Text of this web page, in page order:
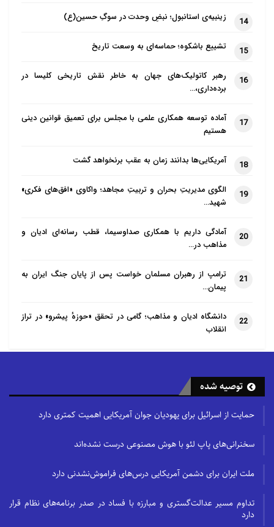
14 زینبیه‌ی استانبول؛ نبضِ وحدت در سوگِ حسین(ع)
15 تشییع باشکوه؛ حماسه‌ای به وسعت تاریخ
16
رهبر کاتولیک‌های جهان به خاطر نقش تاریخی کلیسا در
برده‌داری،…
17
آماده توسعه همکاری علمی با مجلس برای تعمیق قوانین دینی
هستیم
18 آمریکایی‌ها بدانند زمان به عقب برنخواهد گشت
19
الگوی مدیریتِ بحران و تربیتِ مجاهد؛ واکاوی «افق‌های فکری»
شهید…
20
آمادگی داریم با همکاری صداوسیما، قطب رسانه‌ای ادیان و
مذاهب در…
21
ترامپ از رهبران مسلمان خواست پس از پایان جنگ ایران به
پیمان…
22
دانشگاه ادیان و مذاهب؛ گامی در تحقق «حوزهٔ پیشرو» در تراز
انقلاب
توصیه شده
حمایت از اسرائیل برای یهودیان جوان آمریکایی اهمیت کمتری دارد
سخنرانی‌های پاپ لئو با هوش مصنوعی درست نشده‌اند
ملت ایران برای دشمن آمریکایی درس‌های فراموش‌نشدنی دارد
تداوم مسیر عدالت‌گستری و مبارزه با فساد در صدر برنامه‌های نظام قرار
دارد